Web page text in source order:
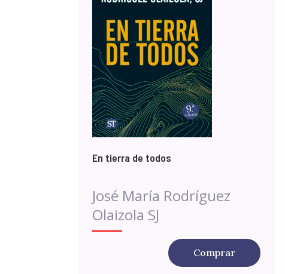
En tierra de todos
José María Rodríguez
Olaizola SJ
Comprar